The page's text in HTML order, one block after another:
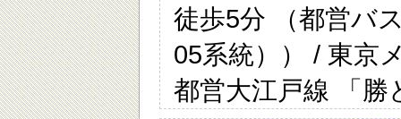
徒歩5分 （都営バ
05系統）） / 東京
都営大江戸線 「勝